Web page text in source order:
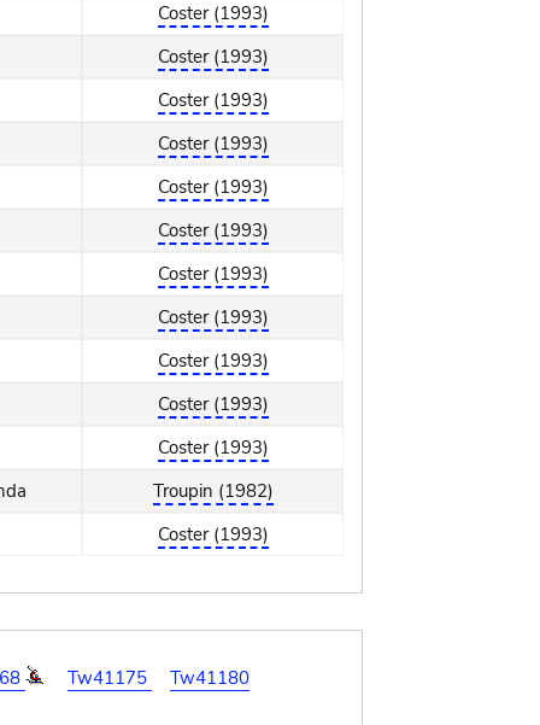
Coster (1993)
Coster (1993)
Coster (1993)
Coster (1993)
Coster (1993)
Coster (1993)
Coster (1993)
Coster (1993)
Coster (1993)
Coster (1993)
Coster (1993)
Troupin (1982)
Coster (1993)
Tw41175
Tw41180